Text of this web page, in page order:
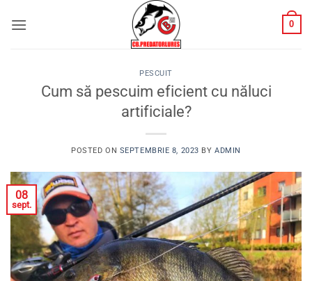
0
PESCUIT
Cum să pescuim eficient cu năluci
artificiale?
POSTED ON SEPTEMBRIE 8, 2023 BYADMIN
08
sept.